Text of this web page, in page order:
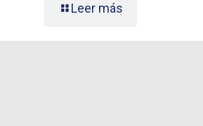
Leer más